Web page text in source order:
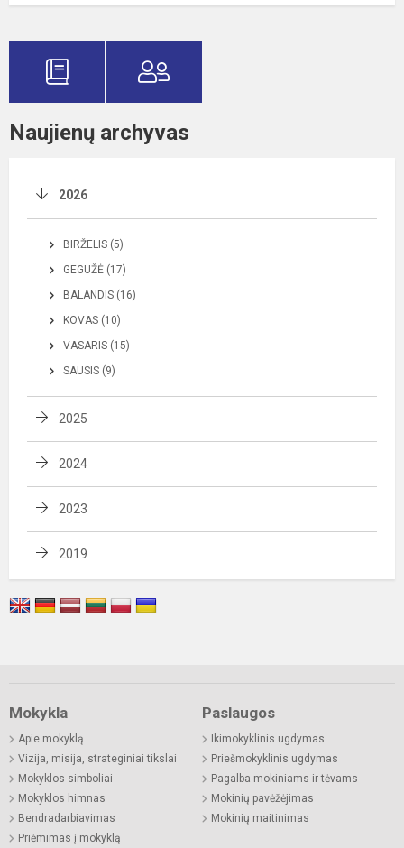
Naujienų archyvas
2026
BIRŽELIS (5)
GEGUŽĖ (17)
BALANDIS (16)
KOVAS (10)
VASARIS (15)
SAUSIS (9)
2025
2024
2023
2019
Mokykla
Apie mokyklą
Vizija, misija, strateginiai tikslai
Mokyklos simboliai
Mokyklos himnas
Bendradarbiavimas
Priėmimas į mokyklą
Paslaugos
Ikimokyklinis ugdymas
Priešmokyklinis ugdymas
Pagalba mokiniams ir tėvams
Mokinių pavėžėjimas
Mokinių maitinimas